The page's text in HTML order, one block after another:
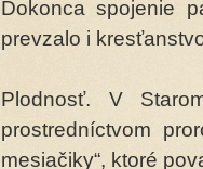
Dokonca spojenie
prevzalo i
Plodnosť. V
prostredníctvom
mesiačiky“, ktoré